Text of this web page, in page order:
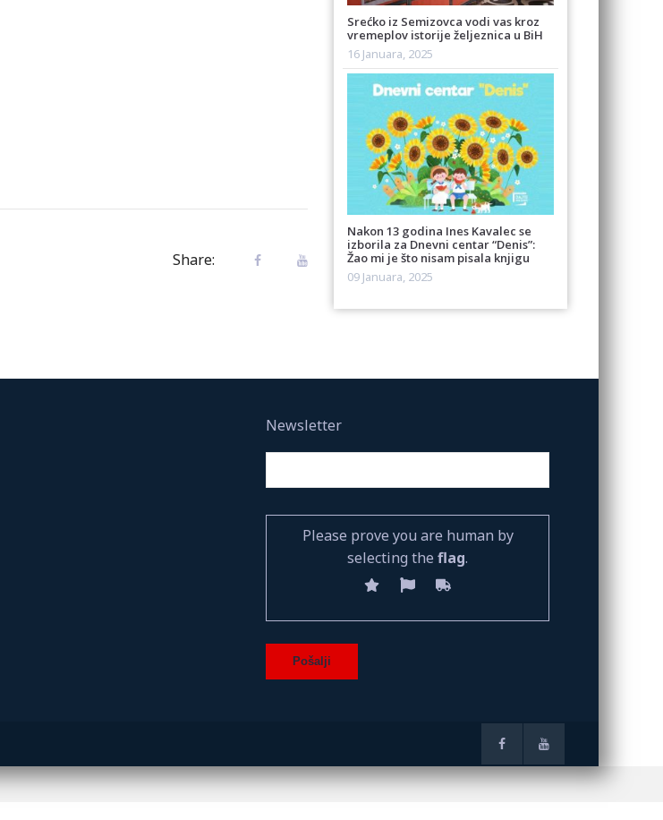
Share:
Srećko iz Semizovca vodi vas kroz
vremeplov istorije željeznica u BiH
16 Januara, 2025
Nakon 13 godina Ines Kavalec se
izborila za Dnevni centar “Denis”:
Žao mi je što nisam pisala knjigu
09 Januara, 2025
Newsletter
Please prove you are human by
selecting the flag.